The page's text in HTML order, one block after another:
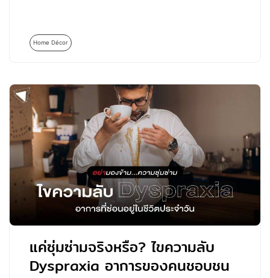
Home Décor
แค่ซุ่มซ่ามจริงหรือ? ไขความลับ
Dyspraxia อาการของคนชอบชน